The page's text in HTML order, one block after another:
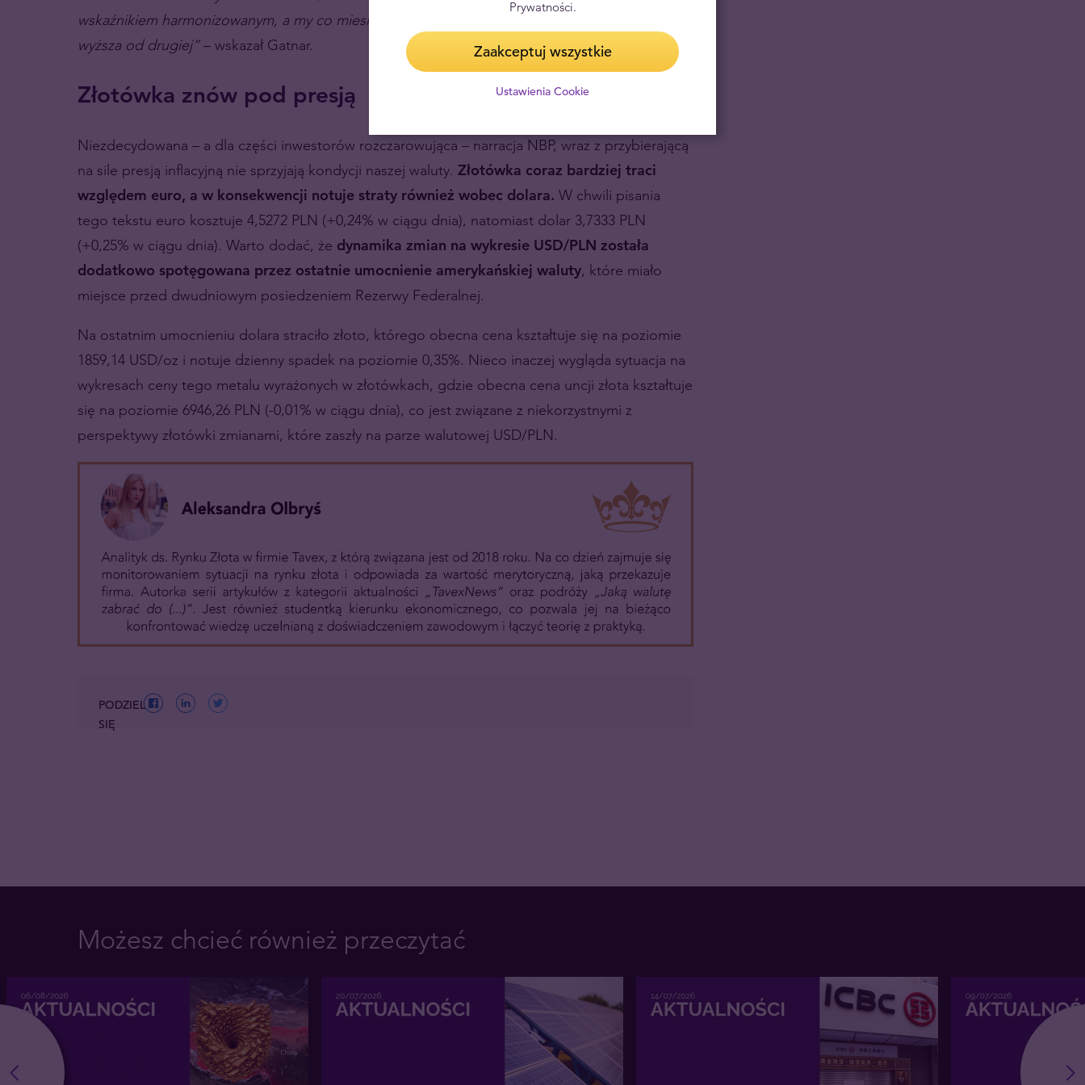
wskaźnikiem harmonizowanym, a my co miesiąc dostajemy prognozy, z których jedna jest
wyższa od drugiej”– wskazał Gatnar.
Złotówka znów pod presją
Niezdecydowana – a dla części inwestorów rozczarowująca – narracja NBP, wraz z przybierającą
na sile presją inflacyjną nie sprzyjają kondycji naszej waluty. Złotówka coraz bardziej traci
względem euro, a w konsekwencji notuje straty również wobec dolara. W chwili pisania
tego tekstu euro kosztuje 4,5272 PLN (+0,24% w ciągu dnia), natomiast dolar 3,7333 PLN
(+0,25% w ciągu dnia). Warto dodać, że dynamika zmian na wykresie USD/PLN została
dodatkowo spotęgowana przez ostatnie umocnienie amerykańskiej waluty, które miało
miejsce przed dwudniowym posiedzeniem Rezerwy Federalnej.
Na ostatnim umocnieniu dolara straciło złoto, którego obecna cena kształtuje się na poziomie
1859,14 USD/oz i notuje dzienny spadek na poziomie 0,35%. Nieco inaczej wygląda sytuacja na
wykresach ceny tego metalu wyrażonych w złotówkach, gdzie obecna cena uncji złota kształtuje
się na poziomie 6946,26 PLN (-0,01% w ciągu dnia), co jest związane z niekorzystnymi z
perspektywy złotówki zmianami, które zaszły na parze walutowej USD/PLN.
PODZIEL
SIĘ
Możesz chcieć również przeczytać
Prywatności.
Zaakceptuj wszystkie
Ustawienia Cookie